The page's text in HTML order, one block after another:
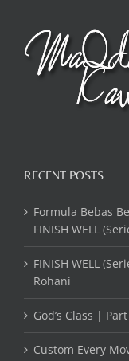
RECENT POSTS
Formula Bebas
FINISH WELL
FINISH WELL
Rohani
God’s Class |
Custom Every